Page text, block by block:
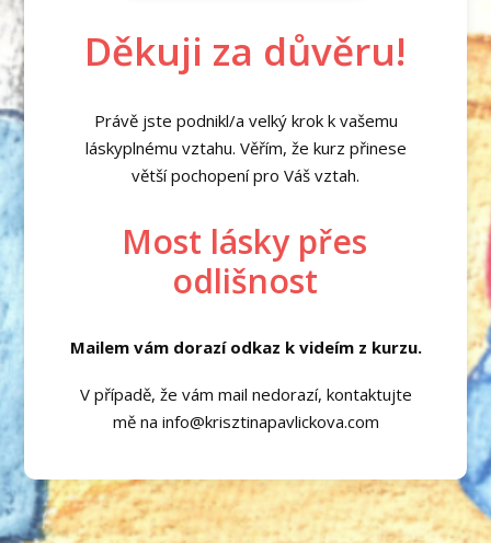
Děkuji za důvěru!
Právě jste podnikl/a velký krok k vašemu
láskyplnému vztahu. Věřím, že kurz přinese
větší pochopení pro Váš vztah.
Most lásky přes
odlišnost
Mailem vám dorazí odkaz k videím z kurzu.
V případě, že vám mail nedorazí, kontaktujte
mě na info@krisztinapavlickova.com